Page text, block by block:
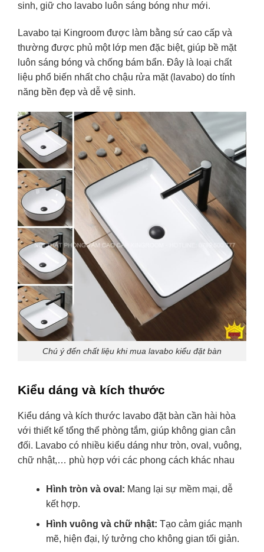
sinh, giữ cho lavabo luôn sáng bóng như mới.
Lavabo tại Kingroom được làm bằng sứ cao cấp và
thường được phủ một lớp men đặc biệt, giúp bề mặt
luôn sáng bóng và chống bám bẩn. Đây là loại chất
liệu phổ biến nhất cho chậu rửa mặt(lavabo) do tính
năng bền đẹp và dễ vệ sinh.
Chú ý đến chất liệu khi mua lavabo kiểu đặt bàn
Kiểu dáng và kích thước
Kiểu dáng và kích thước lavabo đặt bàn cần hài hòa
với thiết kế tổng thể phòng tắm, giúp không gian cân
đối. Lavabo có nhiều kiểu dáng như tròn, oval, vuông,
chữ nhật,… phù hợp với các phong cách khác nhau
Hình tròn và oval: Mang lại sự mềm mại, dễ
kết hợp.
Hình vuông và chữ nhật: Tạo cảm giác mạnh
mẽ, hiện đại, lý tưởng cho không gian tối giản.